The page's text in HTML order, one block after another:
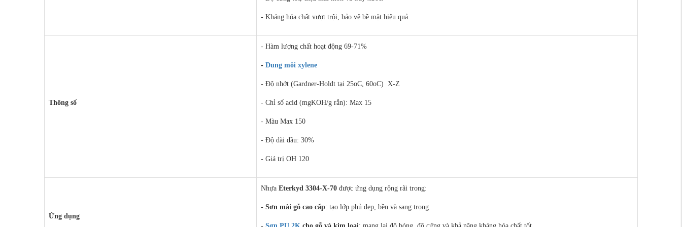
- Kháng hóa chất vượt trội, bảo vệ bề mặt hiệu quả.
Thông số
- Hàm lượng chất hoạt động 69-71%
- Dung môi xylene
- Độ nhớt (Gardner-Holdt tại 25oC, 60oC) X-Z
- Chỉ số acid (mgKOH/g rắn): Max 15
- Màu Max 150
- Độ dài dầu: 30%
- Giá trị OH 120
Ứng dụng
Nhựa Eterkyd 3304-X-70được ứng dụng rộng rãi trong:
- Sơn mài gỗ cao cấp: tạo lớp phủ đẹp, bền và sang trọng.